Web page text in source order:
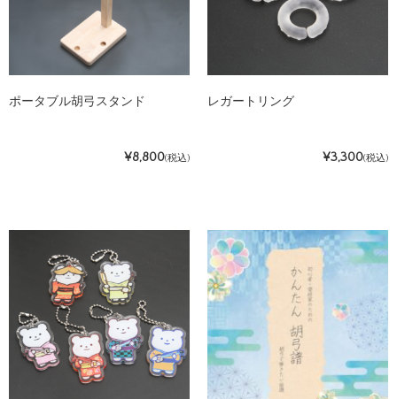
ポータブル胡弓スタンド
¥8,800(税込)
レガートリング
¥3,300(税込)